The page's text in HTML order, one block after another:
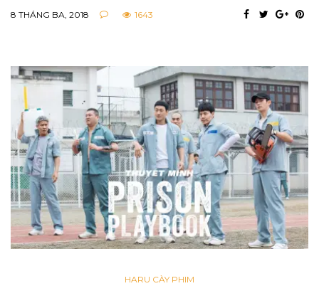
8 THÁNG BA, 2018 1643
HARU CÀY PHIM